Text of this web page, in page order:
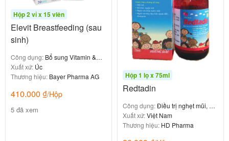
-Đau đầu.
-Chóng mặt,…
Nên dùng thuốc Crestor 20mg như
thế nào và liều lượng?
Tuân thủ chặt chẽ theo đơn thuốc của bác sĩ điều trị
hoặc nhân viên y tế.
Liều dùng tham khảo theo hướng dẫn sử dụng của
Hộp 2 vỉ x 15 viên
Elevit Breastfeeding (sau
sinh)
Công dụng: Bổ sung Vitamin &
khoáng chất
Xuất xứ: Úc
Thương hiệu: Bayer Pharma AG
410.000 ₫/Hộp
5 đã xem
Hộp 1 lọ x 75ml
Redtadin
Công dụng:Điều trị nghẹt mũi, nổi
mề đay
Xuất xứ:Việt Nam
Thương hiệu: HD Pharma